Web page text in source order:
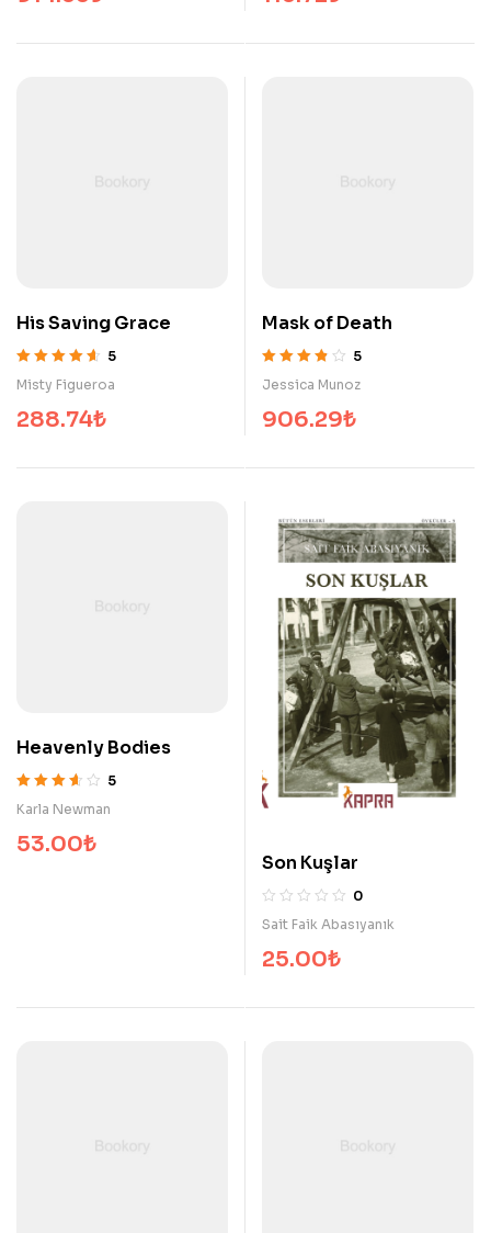
His Saving Grace
oy aldı
5
Misty Figueroa
288.74₺
Mask of Death
5
Jessica Munoz
906.29₺
Heavenly Bodies
5
Karla Newman
53.00₺
Son Kuşlar
0
Sait Faik Abasıyanık
25.00₺